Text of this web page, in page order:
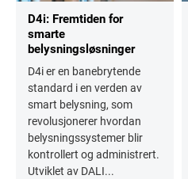
D4i: Fremtiden for
smarte
belysningsløsninger
D4i er en banebrytende
standard i en verden av
smart belysning, som
revolusjonerer hvordan
belysningssystemer blir
kontrollert og administrert.
Utviklet av DALI...